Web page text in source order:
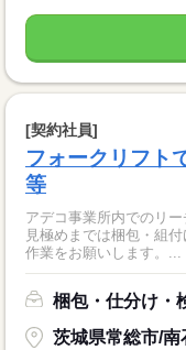
[契約社員]
フォークリフト
等
アデコ事業所内でのリ
見極めまでは梱包・組
作業をお願いします。...
梱包・仕分け・
茨城県常総市/南